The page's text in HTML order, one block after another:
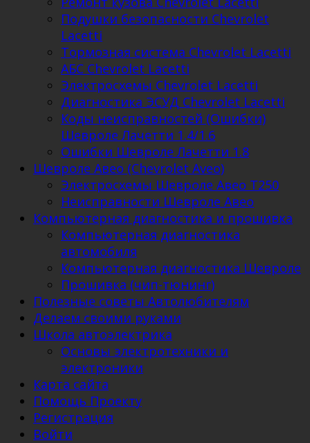
Подушки безопасности Chevrolet
Lacetti
Тормозная система Chevrolet Lacetti
АБС Chevrolet Lacetti
Электросхемы Chevrolet Lacetti
Диагностика ЭСУД Chevrolet Lacetti
Коды неисправностей (Ошибки)
Шевроле Лачетти 1.4/1.6
Ошибки Шевроле Лачетти 1.8
Шевроле Авео (Chevrolet Aveo)
Электросхемы Шевроле Авео Т250
Неисправности Шевроле Авео
Компьютерная диагностика и прошивка
Компьютерная диагностика
автомобиля
Компьютерная диагностика Шевроле
Прошивка (чип-тюнинг)
Полезные советы Автолюбителям
Делаем своими руками
Школа автоэлектрика
Основы электротехники и
электроники
Карта сайта
Помощь Проекту
Регистрация
Войти